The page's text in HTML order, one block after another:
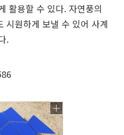
활용할 수 있다. 자연풍의
시원하게 보낼 수 있어 사계
.